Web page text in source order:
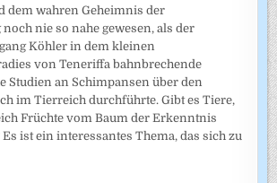
dem wahren Geheimnis der
nie so nahe gewesen, als der
Köhler in dem kleinen
von Teneriffa bahnbrechende
Studien an Schimpansen über den
im Tierreich durchführte. Gibt es Tiere,
Früchte vom Baum der Erkenntnis
Es ist ein interessantes Thema, das sich zu